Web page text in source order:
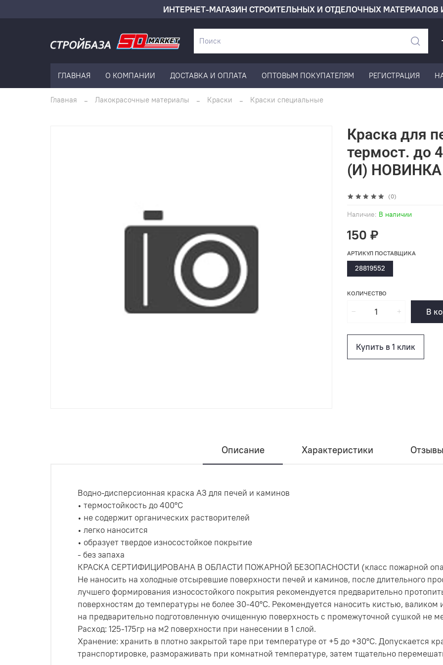
ИНТЕРНЕТ-МАГАЗИН СТРОИТЕЛЬНЫХ И ОТДЕЛОЧНЫХ МАТЕРИАЛОВ
ГЛАВНАЯ О КОМПАНИИ ДОСТАВКА И ОПЛАТА ОПТОВЫМ ПОКУПАТЕЛЯМ РЕГИСТРАЦИЯ
Главная Лакокрасочные материалы Краски Краски специальные
(0)
Наличие: В наличии
Краска для
термост. до
(И) НОВИНКА
150 ₽
КОЛИЧЕСТВО
В
Купить в 1 клик
АРТИКУЛ ПОСТАВЩИКА
28819552
Описание Характеристики Отзывы
Водно-дисперсионная краска А3 для печей и каминов
• термостойкость до 400°С
• не содержит органических растворителей
• легко наносится
• образует твердое износостойкое покрытие
- без запаха
КРАСКА СЕРТИФИЦИРОВАНА В ОБЛАСТИ ПОЖАРНОЙ БЕЗОПАСНОСТИ (класс пожарной
Не наносить на холодные отсыревшие поверхности печей и каминов, после длительного
лучшего формирования износостойкого покрытия рекомендуется предварительно
поверхностям до температуры не более 30-40°С. Рекомендуется наносить кистью,
на предварительно подготовленную очищенную поверхность с промежуточной сушкой не
Расход: 125-175гр на м2 поверхности при нанесении в 1 слой.
Хранение: хранить в плотно закрытой таре при температуре от +5 до +30°С. Допускается
транспортировке, размораживать при комнатной температуре, затем тщательно